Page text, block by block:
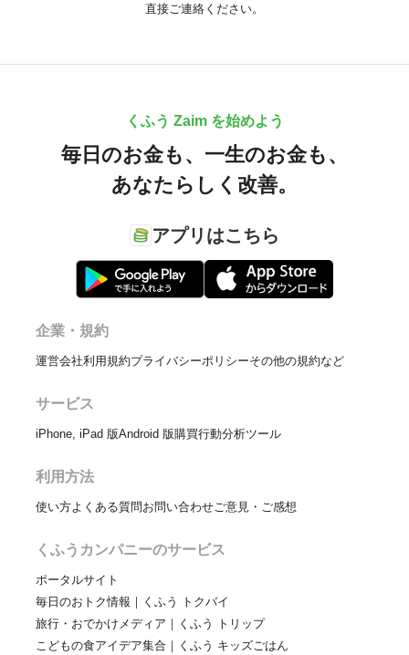
直接ご連絡ください。
くふう Zaim を始めよう
毎日のお金も、 一生のお金も、
あなたらしく改善。
アプリはこちら
企業・規約
運営会社利用規約プライバシーポリシーその他の規約など
サービス
iPhone, iPad 版Android 版購買行動分析ツール
利用方法
使い方よくある質問お問い合わせご意見・ご感想
くふうカンパニーのサービス
ポータルサイト
毎日のおトク情報｜くふう トクバイ
旅行・おでかけメディア｜くふう トリップ
こどもの食アイデア集合｜くふう キッズごはん